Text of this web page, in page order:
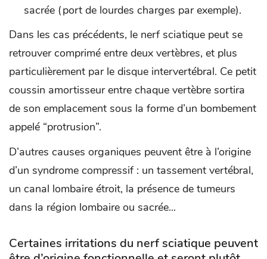
sacrée (port de lourdes charges par exemple).
Dans les cas précédents, le nerf sciatique peut se
retrouver comprimé entre deux vertèbres, et plus
particulièrement par le disque intervertébral. Ce petit
coussin amortisseur entre chaque vertèbre sortira
de son emplacement sous la forme d’un bombement
appelé “protrusion”.
D’autres causes organiques peuvent être à l’origine
d’un syndrome compressif : un tassement vertébral,
un canal lombaire étroit, la présence de tumeurs
dans la région lombaire ou sacrée...
Certaines irritations du nerf sciatique peuvent